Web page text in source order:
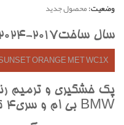
وضعیت:محصول جدید
سال ساخت2017-2024
ORANGE MET WC1X
پک خشگيري و ترميم
BMW بي ام و سري4 کروک